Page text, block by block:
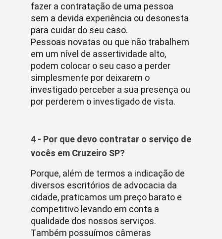
fazer a contratação de uma pessoa
sem a devida experiência ou desonesta
para cuidar do seu caso.
Pessoas novatas ou que não trabalhem
em um nível de assertividade alto,
podem colocar o seu caso a perder
simplesmente por deixarem o
investigado perceber a sua presença ou
por perderem o investigado de vista.
4 - Por que devo contratar o serviço de
vocês em Cruzeiro SP?
Porque, além de termos a indicação de
diversos escritórios de advocacia da
cidade, praticamos um preço barato e
competitivo levando em conta a
qualidade dos nossos serviços.
Também possuímos câmeras